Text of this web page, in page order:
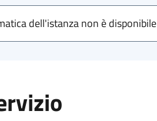
dell'istanza non è disponibile